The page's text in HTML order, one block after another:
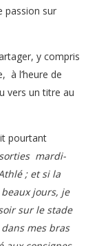
passion sur
y compris
à l’heure de
vers un titre au
pourtant
mardi-
; et si la
jours, je
sur le stade
mes bras